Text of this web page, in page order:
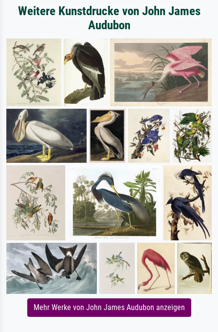
Weitere Kunstdrucke von John James
Audubon
Mehr Werke von John James Audubon anzeigen